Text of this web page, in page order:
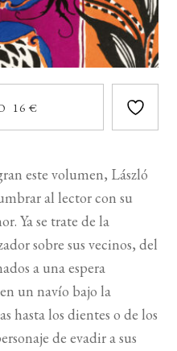
16 €
este volumen, László
al lector con su
Ya se trate de la
sobre sus vecinos, del
a una espera
un navío bajo la
hasta los dientes o de los
de evadir a sus